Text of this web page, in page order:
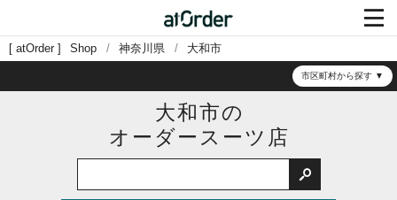

atOrder Shop 神奈川県 大和市
市区町村から探す
大和市の
オーダースーツ店
